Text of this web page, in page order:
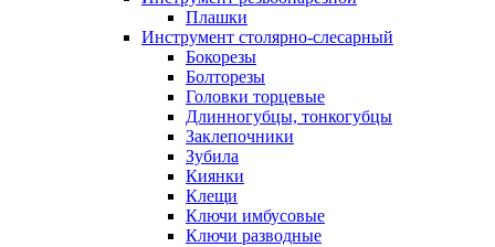
Плашки
Инструмент столярно-слесарный
Бокорезы
Болторезы
Головки торцевые
Длинногубцы, тонкогубцы
Заклепочники
Зубила
Киянки
Клещи
Ключи имбусовые
Ключи разводные